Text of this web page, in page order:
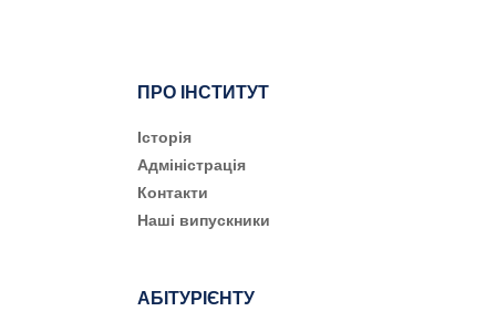
ПРО ІНСТИТУТ
Історія
Адміністрація
Контакти
Наші випускники
АБІТУРІЄНТУ